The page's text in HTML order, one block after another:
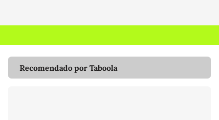
Recomendado por Taboola